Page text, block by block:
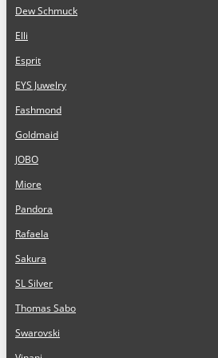
Dew Schmuck
Elli
Esprit
EYS Juwelry
Fashmond
Goldmaid
JOBO
Miore
Pandora
Rafaela
Sakura
SL Silver
Thomas Sabo
Swarovski